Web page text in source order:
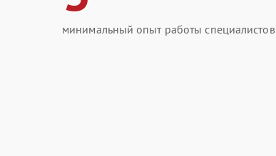
минимальный опыт работы специалистов